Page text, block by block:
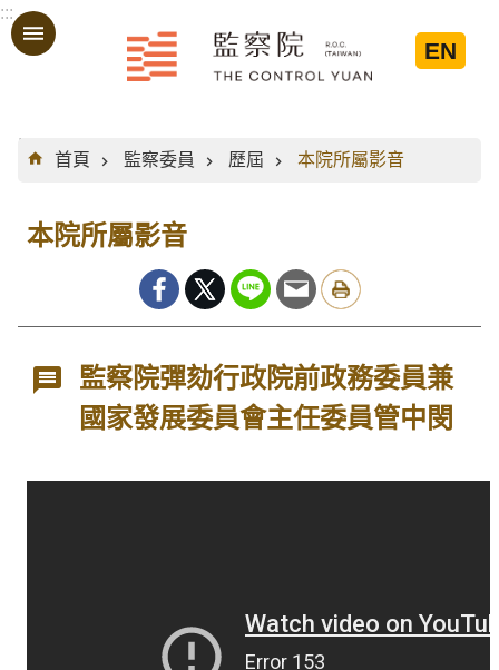
跳到主要內容區塊
:::
EN
:::
首頁
監察委員 歷屆 本院所屬影音
本院所屬影音
監察院彈劾行政院前政務委員兼
國家發展委員會主任委員管中閔